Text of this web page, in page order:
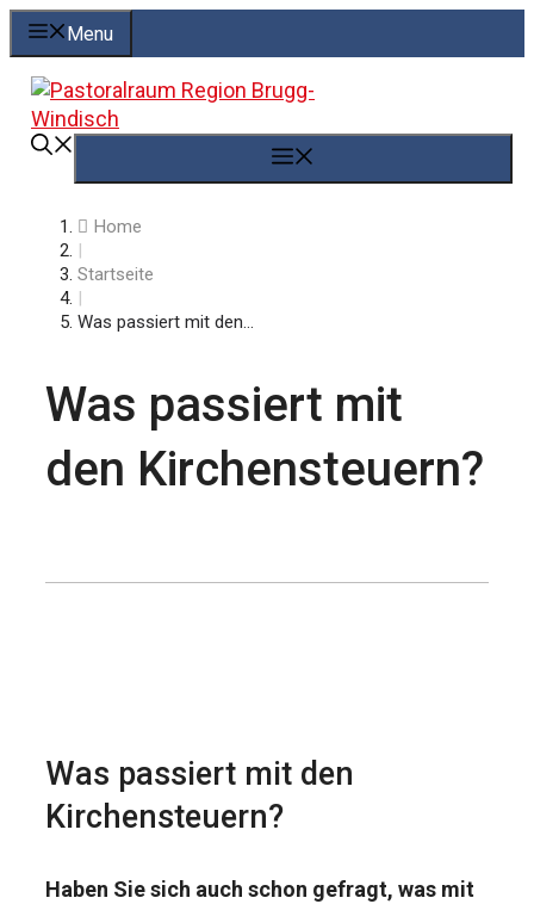
Springe
zum
Inhalt
Menu
Home
|
Startseite
|
Was passiert mit den...
Was passiert mit
den Kirchensteuern?
Was passiert mit den
Kirchensteuern?
Haben Sie sich auch schon gefragt, was mit